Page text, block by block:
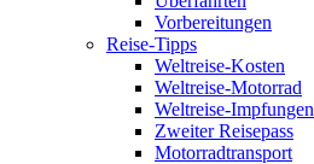
Vorbereitungen
Reise-Tipps
Weltreise-Kosten
Weltreise-Motorrad
Weltreise-Impfungen
Zweiter Reisepass
Motorradtransport